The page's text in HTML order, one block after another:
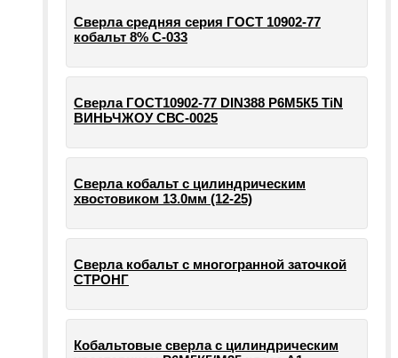
Сверла средняя серия ГОСТ 10902-77
кобальт 8% С-033
Сверла ГОСТ10902-77 DIN388 Р6М5К5 TiN
ВИНЬЧЖОУ СВС-0025
Сверла кобальт с цилиндрическим
хвостовиком 13.0мм (12-25)
Сверла кобальт с многогранной заточкой
СТРОНГ
Кобальтовые сверла с цилиндрическим